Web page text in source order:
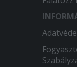
ment minden.